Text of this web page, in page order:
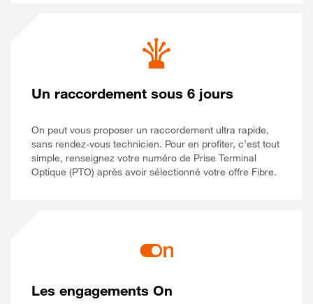
Un raccordement sous 6 jours
On peut vous proposer un raccordement ultra rapide,
sans rendez-vous technicien. Pour en profiter, c’est tout
simple, renseignez votre numéro de Prise Terminal
Optique (PTO) après avoir sélectionné votre offre Fibre.
Les engagements On